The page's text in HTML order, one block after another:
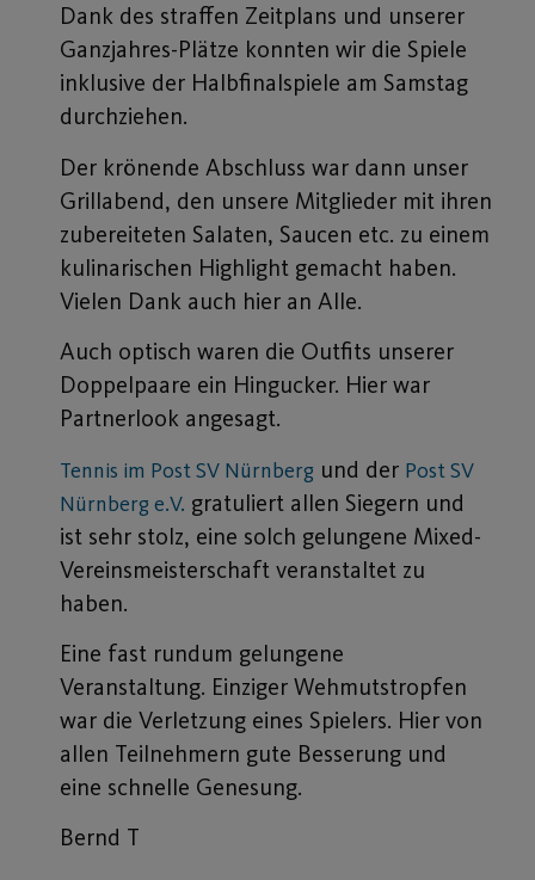
Dank des straffen Zeitplans und unserer
Ganzjahres-Plätze konnten wir die Spiele
inklusive der Halbfinalspiele am Samstag
durchziehen.
Der krönende Abschluss war dann unser
Grillabend, den unsere Mitglieder mit ihren
zubereiteten Salaten, Saucen etc. zu einem
kulinarischen Highlight gemacht haben.
Vielen Dank auch hier an Alle.
Auch optisch waren die Outfits unserer
Doppelpaare ein Hingucker. Hier war
Partnerlook angesagt.
Tennis im Post SV Nürnberg und der Post SV
Nürnberg e.V. gratuliert allen Siegern und
ist sehr stolz, eine solch gelungene Mixed-
Vereinsmeisterschaft veranstaltet zu
haben.
Eine fast rundum gelungene
Veranstaltung. Einziger Wehmutstropfen
war die Verletzung eines Spielers. Hier von
allen Teilnehmern gute Besserung und
eine schnelle Genesung.
Bernd T